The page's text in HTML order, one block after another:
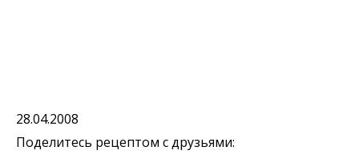
28.04.2008
Поделитесь рецептом с друзьями: